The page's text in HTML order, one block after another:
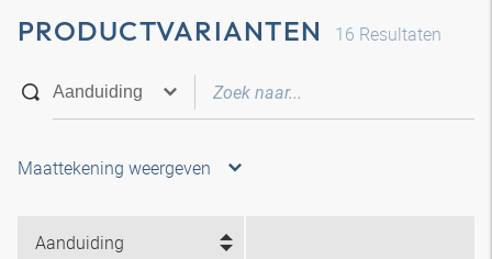
PRODUCTVARIANTEN 16 Resultaten
Maattekening weergeven
Aanduiding